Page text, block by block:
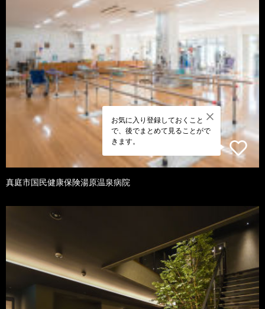
お気に入り登録しておくこと
で、後でまとめて見ることがで
きます。
真庭市国民健康保険湯原温泉病院